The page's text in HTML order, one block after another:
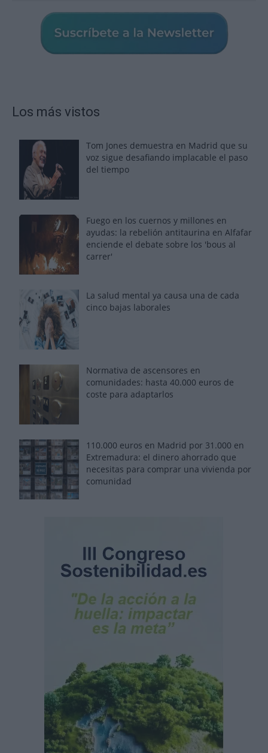
Los más vistos
Tom Jones demuestra en Madrid que su
voz sigue desafiando implacable el paso
del tiempo
Fuego en los cuernos y millones en
ayudas: la rebelión antitaurina en Alfafar
enciende el debate sobre los 'bous al
carrer'
La salud mental ya causa una de cada
cinco bajas laborales
Normativa de ascensores en
comunidades: hasta 40.000 euros de
coste para adaptarlos
110.000 euros en Madrid por 31.000 en
Extremadura: el dinero ahorrado que
necesitas para comprar una vivienda por
comunidad